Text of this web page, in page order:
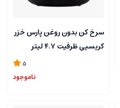
سرخ کن بدون روغن پارس خزر
کریسپی ظرفیت ۴.۷ لیتر
5
ناموجود